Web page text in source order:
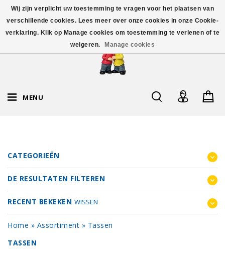
MENU
CATEGORIEËN
DE RESULTATEN FILTEREN
RECENT BEKEKEN WISSEN
Home » Assortiment » Tassen
TASSEN
Wij zijn verplicht uw toestemming te vragen voor het plaatsen van
verschillende cookies. Lees meer over onze cookies in onze Cookie-
verklaring. Klik op Manage cookies om toestemming te verlenen of te
weigeren.
Manage cookies